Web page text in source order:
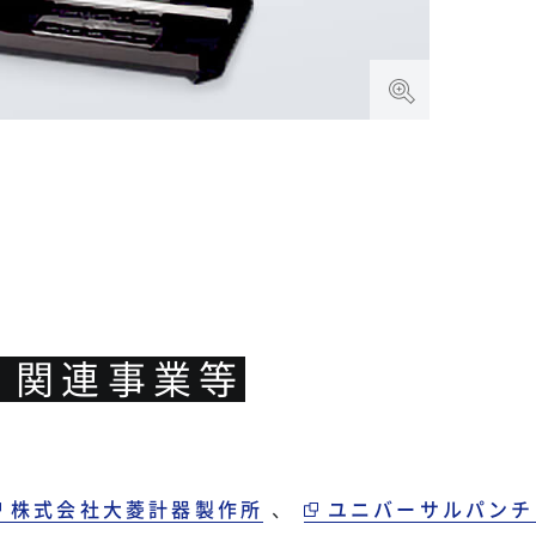
連事業等
株式会社大菱計器製作所 、 ユニバーサルパン